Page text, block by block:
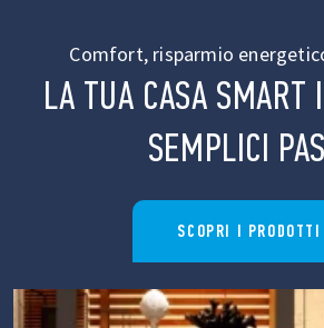
Comfort, risparmio
LA TUA CASA SMART
SEMPLICI
SCOPRI I PRODOTTI